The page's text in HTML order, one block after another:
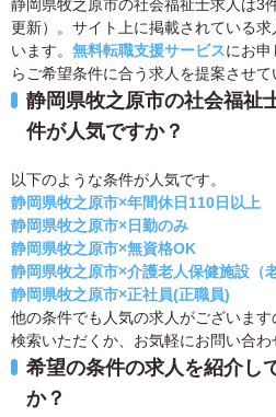
静岡県牧之原市の社会福祉士求人は3
更新）。サイト上に掲載されている
います。 無料転職支援サービスにお
らご希望条件に合う求人を提案させて
静岡県牧之原市の社会福祉
件が人気ですか？
以下のような条件が人気です。
静岡県牧之原市×年間休日110日以上
静岡県牧之原市×日勤のみ
静岡県牧之原市×無資格OK
静岡県牧之原市×介護老人保健施設（老
静岡県牧之原市×正社員(正職員)
他の条件でも人気の求人がございま
検索いただくか、お気軽にお問い合わ
希望の条件の求人を紹介し
か？